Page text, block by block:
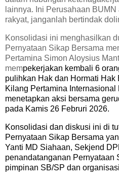
lainnya. Ini Perusahaan
rakyat, janganlah bertindak
Konsolidasi ini menghasilkan
Pernyataan Sikap Bersama
Pertamina Simon Aloysius
mempekerjakan kembali 6
pulihkan Hak dan Hormati Hak
Kilang Pertamina
menetapkan aksi bersama
pada Kamis 26 Februri 2026.
Konsolidasi dan diskusi ini di
Pernyataan Sikap Bersama
Yanti MD Siahaan, Sekjend
penandatanganan Pernyataan
pimpinan SB/SP dan